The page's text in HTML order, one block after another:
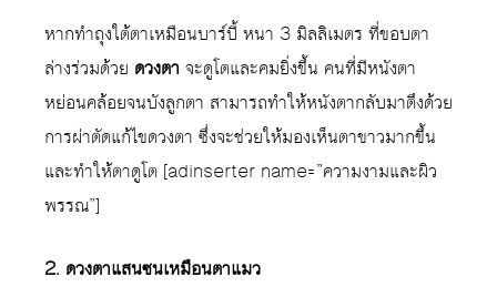
หากทำถุงใต้ตาเหมือนบาร์บี้ หนา 3 มิลลิเมตร ที่ขอบตา
ล่างร่วมด้วย ดวงตา จะดูโตและคมยิ่งขึ้น คนที่มีหนังตา
หย่อนคล้อยจนบังลูกตา สามารถทำให้หนังตากลับมาตึงด้วย
การผ่าตัดแก้ไขดวงตา ซึ่งจะช่วยให้มองเห็นตาขาวมากขึ้น
และทำให้ตาดูโต [adinserter name=”ความงามและผิว
พรรณ”]
2. ดวงตาแสนซนเหมือนตาแมว